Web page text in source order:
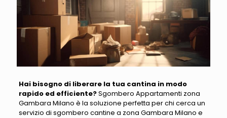
Hai bisogno di liberare la tua cantina in modo
rapido ed efficiente?Sgombero Appartamenti zona
Gambara Milano è la soluzione perfetta per chi cerca un
servizio di sgombero cantine a zona Gambara Milano e